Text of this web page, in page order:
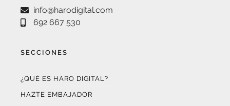
info@harodigital.com
692 667 530
SECCIONES
¿QUÉ ES HARO DIGITAL?
HAZTE EMBAJADOR